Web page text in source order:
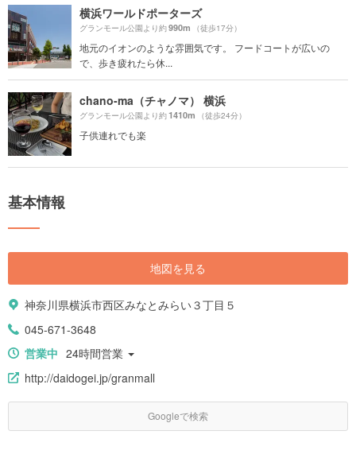
横浜ワールドポーターズ
グランモール公園より約990m （徒歩17分）
地元のイオンのような雰囲気です。 フードコートが広いの
で、歩き疲れたら休...
chano-ma（チャノマ） 横浜
グランモール公園より約1410m （徒歩24分）
子供連れでも楽
基本情報
地図を見る
神奈川県横浜市西区みなとみらい３丁目５
045-671-3648
営業中 24時間営業
http://daidogei.jp/granmall
Googleで検索